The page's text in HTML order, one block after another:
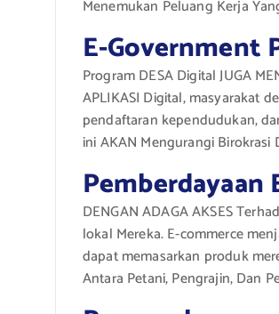
Menemukan Peluang Kerja
E-Government
Program DESA Digital JUGA
APLIKASI Digital, masyarakat
pendaftaran kependudukan,
ini AKAN Mengurangi Birokrasi
Pemberdayaan
DENGAN ADAGA AKSES
lokal Mereka. E-commerce
dapat memasarkan produk
Antara Petani, Pengrajin, Dan